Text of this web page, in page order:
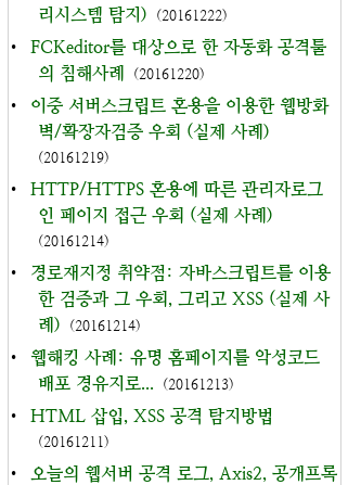
리시스템 탐지)
(20161222)
•
FCKeditor를 대상으로 한 자동화 공격툴
의 침해사례
(20161220)
•
이중 서버스크립트 혼용을 이용한 웹방화
벽/확장자검증 우회 (실제 사례)
(20161219)
•
HTTP/HTTPS 혼용에 따른 관리자로그
인 페이지 접근 우회 (실제 사례)
(20161214)
•
경로재지정 취약점: 자바스크립트를 이용
한 검증과 그 우회, 그리고 XSS (실제 사
례)
(20161214)
•
웹해킹 사례: 유명 홈페이지를 악성코드
배포 경유지로...
(20161213)
• HTML 삽입, XSS 공격 탐지방법
(20161211)
•
오늘의 웹서버 공격 로그, Axis2, 공개프록